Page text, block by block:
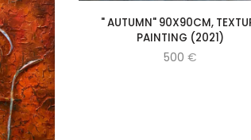
" AUTUMN" 90X90CM,
PAINTING (2021)
500€